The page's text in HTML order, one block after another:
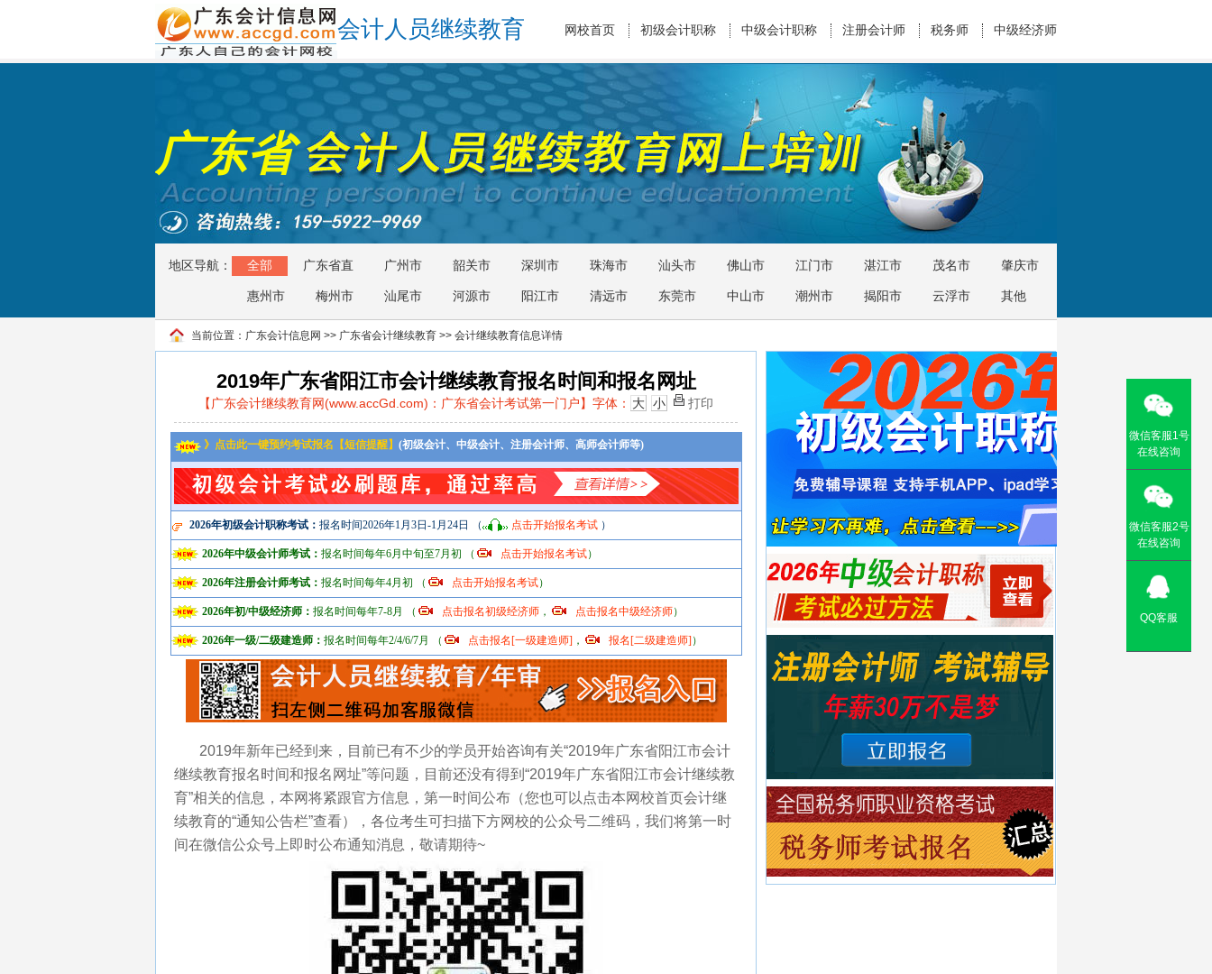
会计人员继续教育 网校首页 初级会计职称 中级会计职称 注册会计师 税务师 中级经济师
广东省
地区导航： 全部 广东省直 广州市 韶关市 深圳市 珠海市 汕头市 佛山市 江门市 湛江市 茂名市 肇庆市
惠州市 梅州市 汕尾市 河源市 阳江市 清远市 东莞市 中山市 潮州市 揭阳市 云浮市 其他
当前位置： 广东会计信息网 >> 广东省会计继续教育 >> 会计继续教育信息详情
2019年广东省阳江市会计继续教育报名时间和报名网址
【广东会计继续教育网(www.accGd.com)：广东省会计考试第一门户】 字体： 大 小 打印
》点击此一键预约考试报名【短信提醒】 (初级会计、中级会计、注册会计师、高师会计师等)
2026年初级会计职称考试： 报名时间2026年1月3日-1月24日 （ 点击开始报名考试）
2026年中级会计师考试： 报名时间每年6月中旬至7月初 （ 点击开始报名考试）
2026年注册会计师考试： 报名时间每年4月初 （ 点击开始报名考试）
2026年初/中级经济师： 报名时间每年7-8月 （ 点击报名初级经济师， 点击报名中级经济师）
2026年一级/二级建造师： 报名时间每年2/4/6/7月 （ 点击报名[一级建造师] ， 报名[二级建造师] ）
2019年新年已经到来，目前已有不少的学员开始咨询有关“2019年广东省阳江市会计
继续教育报名时间和报名网址”等问题，目前还没有得到“2019年广东省阳江市会计继续教
育”相关的信息，本网将紧跟官方信息，第一时间公布（您也可以点击本网校首页会计继
续教育的“通知公告栏”查看），各位考生可扫描下方网校的公众号二维码，我们将第一时
间在微信公众号上即时公布通知消息，敬请期待~
微信客服1号
在线咨询
微信客服2号
在线咨询
QQ客服